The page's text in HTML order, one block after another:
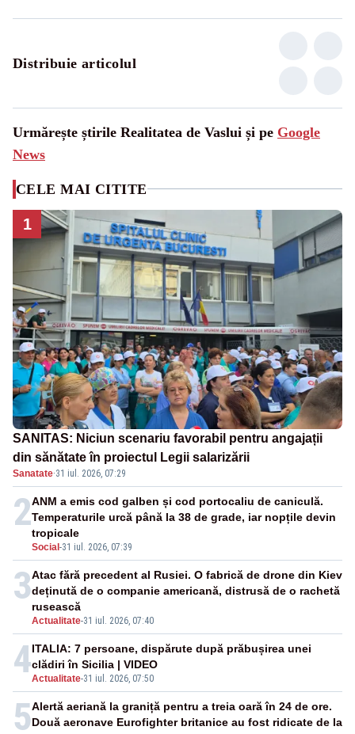
Distribuie articolul
Urmărește știrile Realitatea de Vaslui și pe Google
News
CELE MAI CITITE
1
SANITAS: Niciun scenariu favorabil pentru angajații
din sănătate în proiectul Legii salarizării
Sanatate·31 iul. 2026, 07:29
2
Social -31 iul. 2026, 07:39
ANM a emis cod galben și cod portocaliu de caniculă.
Temperaturile urcă până la 38 de grade, iar nopțile devin
tropicale
3
Actualitate-31 iul. 2026, 07:40
Atac fără precedent al Rusiei. O fabrică de drone din Kiev
deținută de o companie americană, distrusă de o rachetă
rusească
4Actualitate-31 iul. 2026, 07:50
ITALIA: 7 persoane, dispărute după prăbușirea unei
clădiri în Sicilia | VIDEO
5Alertă aeriană la graniță pentru a treia oară în 24 de ore.
Două aeronave Eurofighter britanice au fost ridicate de la